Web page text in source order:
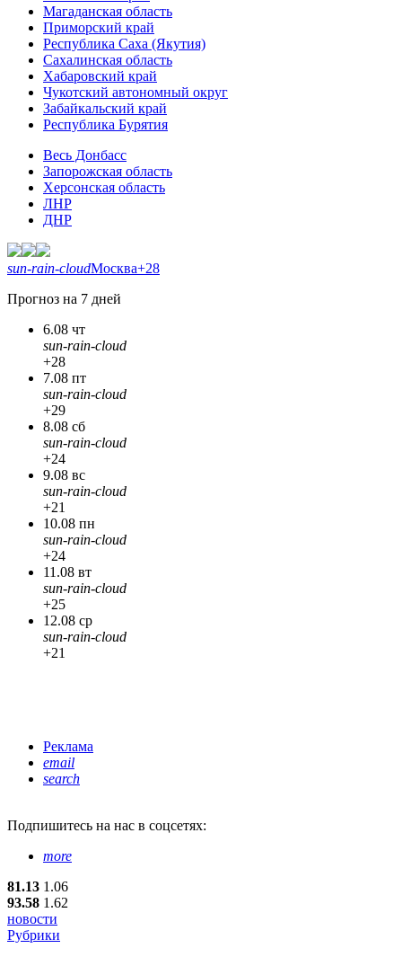
Магаданская область
Приморский край
Республика Саха (Якутия)
Сахалинская область
Хабаровский край
Чукотский автономный округ
Забайкальский край
Республика Бурятия
Весь Донбасс
Запорожская область
Херсонская область
ЛНР
ДНР
sun-rain-cloudМосква+28
Прогноз на 7 дней
6.08 чт
sun-rain-cloud
+28
7.08 пт
sun-rain-cloud
+29
8.08 сб
sun-rain-cloud
+24
9.08 вс
sun-rain-cloud
+21
10.08 пн
sun-rain-cloud
+24
11.08 вт
sun-rain-cloud
+25
12.08 ср
sun-rain-cloud
+21
Реклама
email
search
Подпишитесь на нас в соцсетях:
more
81.13 1.06
93.58 1.62
новости
Рубрики